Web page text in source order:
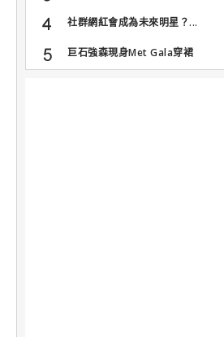
社群網紅會成為未來明星？...
巨石強森現身Met Gala穿裙
子...